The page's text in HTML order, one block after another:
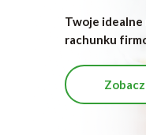
Twoje idealne
rachunku